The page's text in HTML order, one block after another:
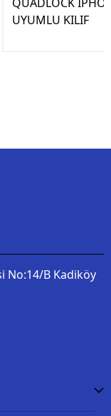
UYUMLU KILIF
No:14/B Kadiköy